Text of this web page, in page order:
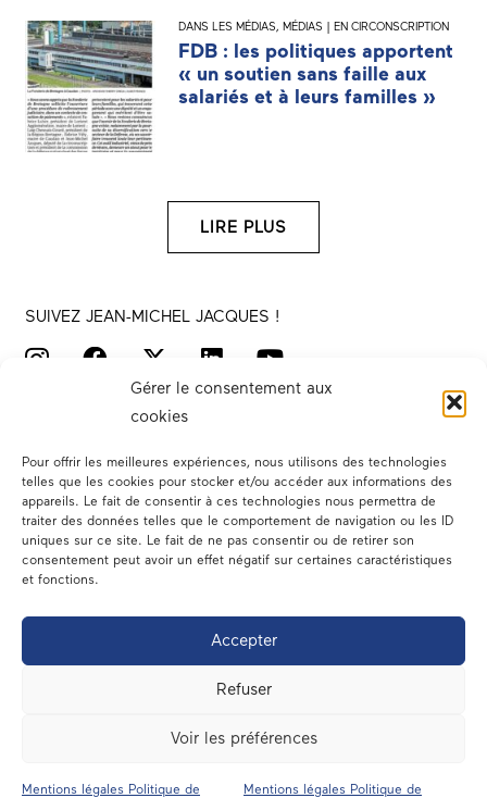
Gérer le consentement aux
cookies
Pour offrir les meilleures expériences, nous utilisons des technologies
telles que les cookies pour stocker et/ou accéder aux informations des
appareils. Le fait de consentir à ces technologies nous permettra de
traiter des données telles que le comportement de navigation ou les ID
uniques sur ce site. Le fait de ne pas consentir ou de retirer son
consentement peut avoir un effet négatif sur certaines caractéristiques
et fonctions.
Accepter
Refuser
Voir les préférences
Mentions légales Politique de Mentions légales Politique de
DANS LES MÉDIAS, MÉDIAS | EN CIRCONSCRIPTION
FDB : les politiques apportent
« un soutien sans faille aux
salariés et à leurs familles »
LIRE PLUS
SUIVEZ JEAN-MICHEL JACQUES !
Votre député
Dans les médias
En circonscription
A l’assemblée
Contact